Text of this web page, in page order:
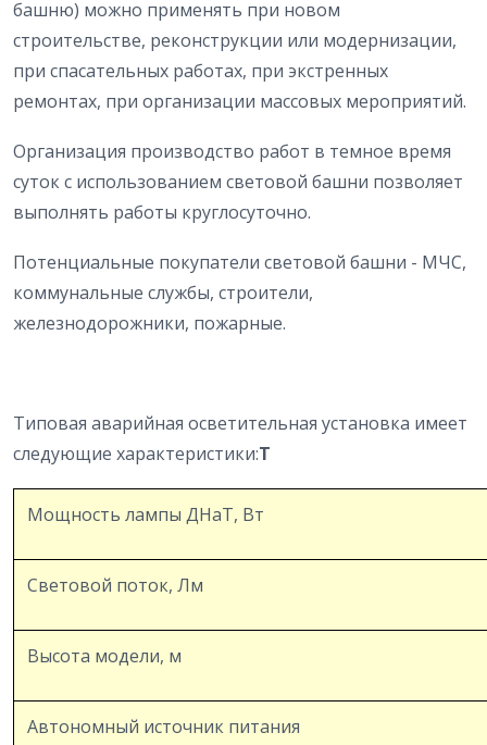
башню) можно применять при новом
строительстве, реконструкции или модернизации,
при спасательных работах, при экстренных
ремонтах, при организации массовых мероприятий.
Организация производство работ в темное время
суток с использованием световой башни позволяет
выполнять работы круглосуточно.
Потенциальные покупатели световой башни - МЧС,
коммунальные службы, строители,
железнодорожники, пожарные.
Типовая аварийная осветительная установка имеет
следующие характеристики:Т
Мощность лампы ДНаТ, Вт
Световой поток, Лм
Высота модели, м
Автономный источник питания